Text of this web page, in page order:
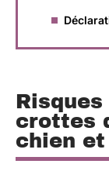
crottes
chien